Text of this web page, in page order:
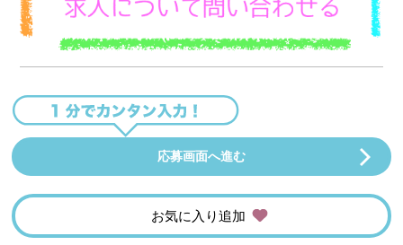
応募画面へ進む
お気に入り追加